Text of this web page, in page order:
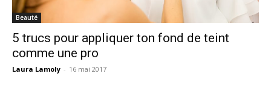
Beauté
5 trucs pour appliquer ton fond de teint
comme une pro
Laura Lamoly - 16 mai 2017